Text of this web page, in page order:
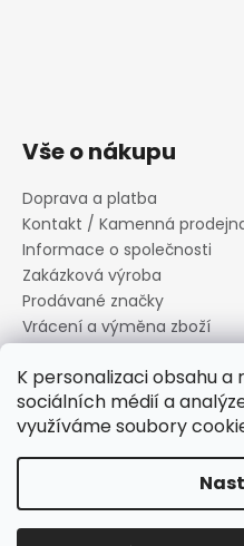
K personalizaci obsahu
sociálních médií a
využíváme soubory
Vše o nákupu
Doprava a platba
Kontakt / Kamenná
Informace o společnosti
Zakázková výroba
Prodávané značky
Vrácení a výměna zboží
Informace o souborech
Reklamační řád
Obchodní podmínky
Copyright 2026Canard